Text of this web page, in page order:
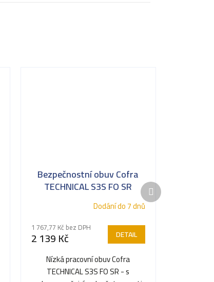
Bezpečnostní obuv Cofra
TECHNICAL S3S FO SR
Dodání do 7 dnů
1 767,77 Kč bez DPH
2 139 Kč DETAIL
Nízká pracovní obuv Cofra
TECHNICAL S3S FO SR - s
Další
produkt